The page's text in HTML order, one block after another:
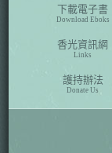
下載電子書
Download Eboks
香光資訊網
Links
護持辦法
Donate Us